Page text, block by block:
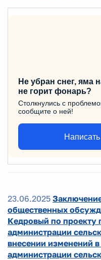
Не убран снег, яма
не горит фонарь?
Столкнулись с
сообщите о ней!
Написать
23.06.2025
общественных
Кедровый по проекту
администрации
внесении изменений
администрации